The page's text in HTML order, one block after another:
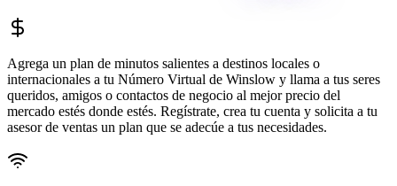
Agrega un plan de minutos salientes a destinos locales o
internacionales a tu Número Virtual de Winslow y llama a tus seres
queridos, amigos o contactos de negocio al mejor precio del
mercado estés donde estés. Regístrate, crea tu cuenta y solicita a tu
asesor de ventas un plan que se adecúe a tus necesidades.